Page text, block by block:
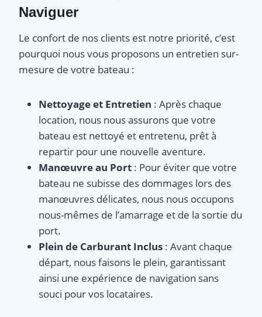
Naviguer
Le confort de nos clients est notre priorité, c’est
pourquoi nous vous proposons un entretien sur-
mesure de votre bateau :
Nettoyage et Entretien : Après chaque
location, nous nous assurons que votre
bateau est nettoyé et entretenu, prêt à
repartir pour une nouvelle aventure.
Manœuvre au Port : Pour éviter que votre
bateau ne subisse des dommages lors des
manœuvres délicates, nous nous occupons
nous-mêmes de l’amarrage et de la sortie du
port.
Plein de Carburant Inclus : Avant chaque
départ, nous faisons le plein, garantissant
ainsi une expérience de navigation sans
souci pour vos locataires.